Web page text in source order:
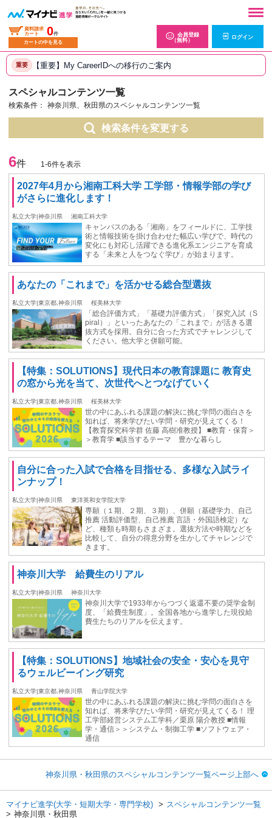
資料請求
カート
0件
カートの中を見る
会員登録
（無料）
ログイン
重要 【重要】My CareerIDへの移行のご案内
スペシャルコンテンツ一覧
検索条件： 神奈川県、秋田県のスペシャルコンテンツ一覧
検索条件を変更する
6件 1-6件を表示
2027年4月から湘南工科大学 工学部・情報学部の学び
がさらに進化します！
私立大学|神奈川県 湘南工科大学
キャンパスのある「湘南」をフィールドに、工学技
術と情報技術を掛け合わせた幅広い学びで、時代の
変化にも対応し活躍できる進化系エンジニアを育成
する「未来と人をつなぐ学び」が始まります。
あなたの「これまで」を活かせる総合型選抜
私立大学|東京都,神奈川県 桜美林大学
「総合評価方式」「基礎力評価方式」「探究入試（S
piral）」といったあなたの「これまで」が活きる選
抜方式を採用。自分に合った方式でチャレンジして
ください。他大学と併願可能。
【特集：SOLUTIONS】現代日本の教育課題に 教育史
の窓から光を当て、次世代へとつなげていく
私立大学|東京都,神奈川県 桜美林大学
世の中にあふれる課題の解決に挑む学問の面白さを
知れば、将来学びたい学問・研究が見えてくる！
【教育探究科学群 佐藤 高樹准教授】 ■教育・保育＞
＞教育学 ■該当するテーマ 豊かな暮らし
自分に合った入試で合格を目指せる、多様な入試ライ
ンナップ！
私立大学|神奈川県 東洋英和女学院大学
専願（１期、２期、３期）、併願（基礎学力、自己
推薦 活動評価型、自己推薦 言語・外国語検定）な
ど、種類も時期もさまざま。選抜方法や時期などを
比較して、自分の得意分野を生かしてチャレンジで
きます。
神奈川大学 給費生のリアル
私立大学|神奈川県 神奈川大学
神奈川大学で1933年からつづく返還不要の奨学金制
度、「給費生制度」。全国各地から進学した現役給
費生たちのリアルを伝えます。
【特集：SOLUTIONS】地域社会の安全・安心を見守
るウェルビーイング研究
私立大学|東京都,神奈川県 青山学院大学
世の中にあふれる課題の解決に挑む学問の面白さを
知れば、将来学びたい学問・研究が見えてくる！ 理
工学部経営システム工学科／栗原 陽介教授 ■情報
学・通信＞＞システム・制御工学 ■ソフトウェア・
通信
神奈川県・秋田県のスペシャルコンテンツ一覧ページ上部へ
マイナビ進学(大学・短期大学・専門学校)
スペシャルコンテンツ一覧
神奈川県・秋田県